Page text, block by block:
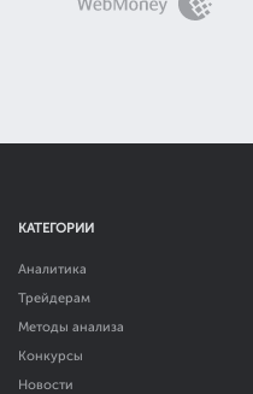
КАТЕГОРИИ
Аналитика
Трейдерам
Методы анализа
Конкурсы
Новости